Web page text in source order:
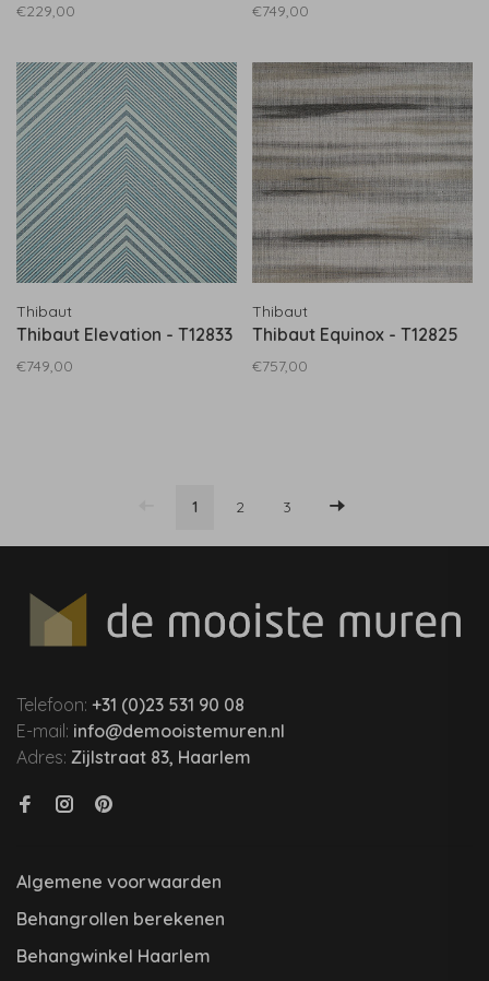
€229,00 €749,00
Thibaut
Thibaut Elevation - T12833
€749,00
Thibaut
Thibaut Equinox - T12825
€757,00
1 2 3
Telefoon: +31 (0)23 531 90 08
E-mail: info@demooistemuren.nl
Adres: Zijlstraat 83, Haarlem
Algemene voorwaarden
Behangrollen berekenen
Behangwinkel Haarlem